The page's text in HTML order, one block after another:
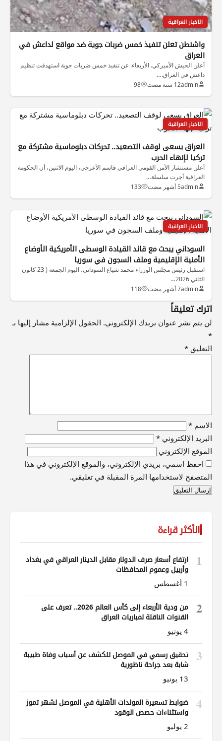
الاخبار العراقية
واشنطن تعلن تنفيذ خمس ضربات جوية ضد مواقع لداعش في
العراق
أعلن الجيش الأميركي. الأربعاء. عن تنفيذ خمس ضربات جوية استهدفت تنظيم
داعش في العراق.…
admin12 سنة مضت 98
الاخبار العراقية
العراق يسعى لوقف التصعيد.. تحركات دبلوماسية مشتركة مع
تركيا لإنهاء الحرب
أعلن مستشار الأمن القومي العراقي قاسم الأعرجي، اليوم الاثنين، أن الحكومة
العراقية أجرت سلسلة…
admin5 أشهر مضت 133
الاخبار العراقية
السوداني يبحث مع قائد القيادة الوسطى الأمريكية الأوضاع
الأمنية الإقليمية وملف السجون في سوريا
استقبل رئيس مجلس الوزراء محمد شياع السوداني، اليوم الجمعة ( 23 كانون
الثاني 2026…
admin7 أشهر مضت 118
اترك تعليقاً
لن يتم نشر عنوان بريدك الإلكتروني. الحقول الإلزامية مشار إليها بـ
*
التعليق *
الاسم *
البريد الإلكتروني *
الموقع الإلكتروني
احفظ اسمي، بريدي الإلكتروني، والموقع الإلكتروني في هذا
المتصفح لاستخدامها المرة المقبلة في تعليقي.
الأكثر قراءة
1
ارتفاع أسعار صرف الدولار مقابل الدينار العراقي في بغداد
وأربيل وعموم المحافظات
1 أغسطس
2
من ودية الأربعاء إلى كأس العالم 2026.. تعرف على
القنوات الناقلة لمباريات العراق
4 يونيو
3
تحقيق رسمي في الموصل للكشف عن أسباب وفاة طبيبة
شابة بعد جراحة ناظورية
13 يونيو
4
ضوابط تسعيرة المولدات الأهلية في الموصل لشهر تموز
واستثناءات حصص الوقود
2 يوليو